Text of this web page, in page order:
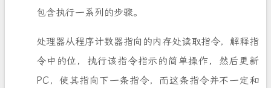
包含执行一系列的步骤。
处理器从程序计数器指向的内存处读取指令，解释指
令中的位，执行该指令指示的简单操作，然后更新
PC，使其指向下一条指令，而这条指令并不一定和